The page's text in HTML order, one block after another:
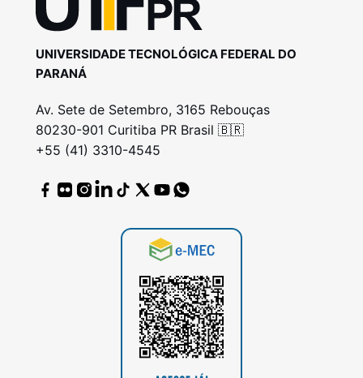
UNIVERSIDADE TECNOLÓGICA FEDERAL DO
PARANÁ
Av. Sete de Setembro, 3165 Rebouças
80230-901 Curitiba PR Brasil 🇧🇷
+55 (41) 3310-4545